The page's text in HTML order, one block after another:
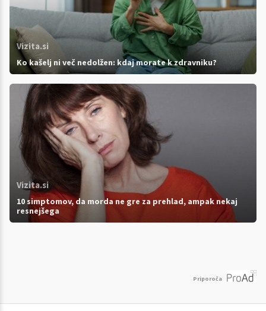
Vizita.si
Ko kašelj ni več nedolžen: kdaj morate k zdravniku?
Vizita.si
10 simptomov, da morda ne gre za prehlad, ampak nekaj
resnejšega
Priporoča